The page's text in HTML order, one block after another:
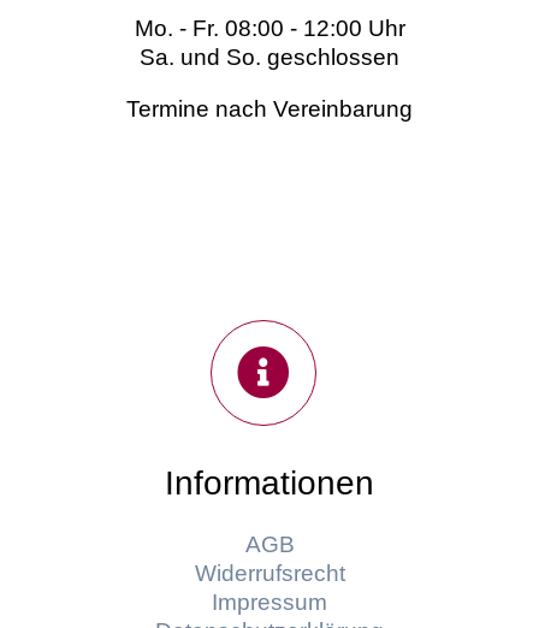
Mo. - Fr. 08:00 - 12:00 Uhr
Sa. und So. geschlossen
Termine nach Vereinbarung
Informationen
AGB
Widerrufsrecht
Impressum